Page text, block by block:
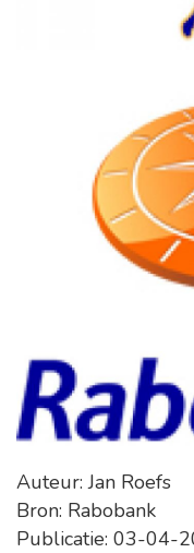
Auteur: Jan Roefs
Bron: Rabobank
Publicatie: 03-04-